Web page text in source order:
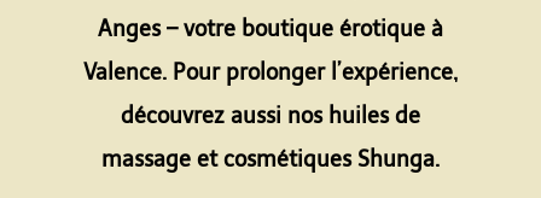
Anges – votre boutique érotique à
Valence. Pour prolonger l’expérience,
découvrez aussi nos huiles de
massage et cosmétiques Shunga.